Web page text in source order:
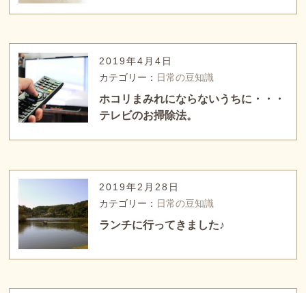
2019年4月4日
カテゴリー： 日常の豆知識
ホコリまみれにならないうちに・・・
テレビのお掃除法。
2019年2月28日
カテゴリー： 日常の豆知識
ランチに行ってきました♪